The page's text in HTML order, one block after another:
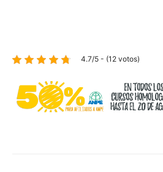
4.7/5 - (12 votos)